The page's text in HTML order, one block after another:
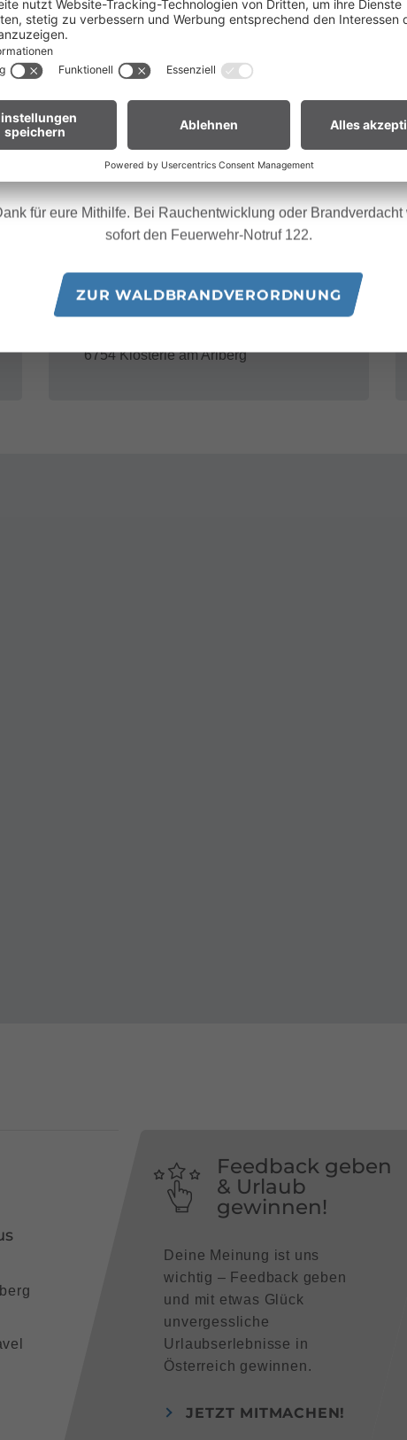
6754 Klösterle am Arlberg
Feedback geben
& Urlaub
gewinnen!
Deine Meinung ist uns
wichtig – Feedback geben
und mit etwas Glück
unvergessliche
Urlaubserlebnisse in
Österreich gewinnen.
JETZT MITMACHEN!
der anhaltenden Trockenheit gilt in
Waldnähe und in Uferzonen streng verboten.
euch um erhöhte Aufmerksamkeit und einen besonders
Umgang mit der Natur.
Biker:innen:
Gras. Heiße Bremsscheiben können trockenes Gras entzünden.
für eure Mithilfe. Bei Rauchentwicklung oder Brandverdacht
sofort den Feuerwehr-Notruf 122.
ZUR WALDBRANDVERORDNUNG